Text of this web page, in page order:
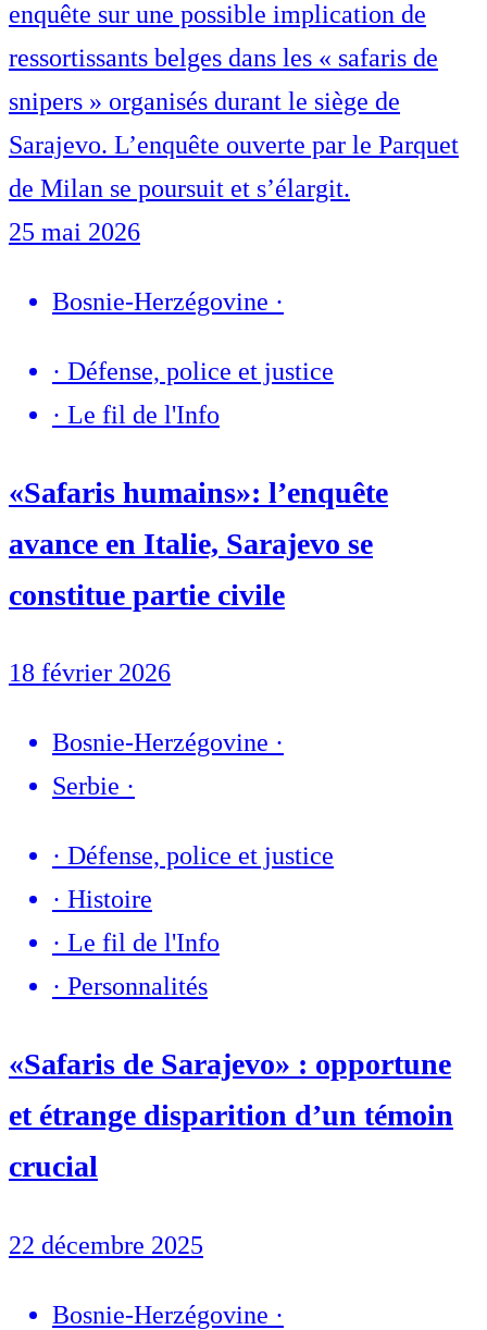
enquête sur une possible implication de
ressortissants belges dans les « safaris de
snipers » organisés durant le siège de
Sarajevo. L’enquête ouverte par le Parquet
de Milan se poursuit et s’élargit.
25 mai 2026
Bosnie-Herzégovine ·
· Défense, police et justice
· Le fil de l'Info
«Safaris humains»: l’enquête
avance en Italie, Sarajevo se
constitue partie civile
18 février 2026
Bosnie-Herzégovine ·
Serbie ·
· Défense, police et justice
· Histoire
· Le fil de l'Info
· Personnalités
«Safaris de Sarajevo» : opportune
et étrange disparition d’un témoin
crucial
22 décembre 2025
Bosnie-Herzégovine ·